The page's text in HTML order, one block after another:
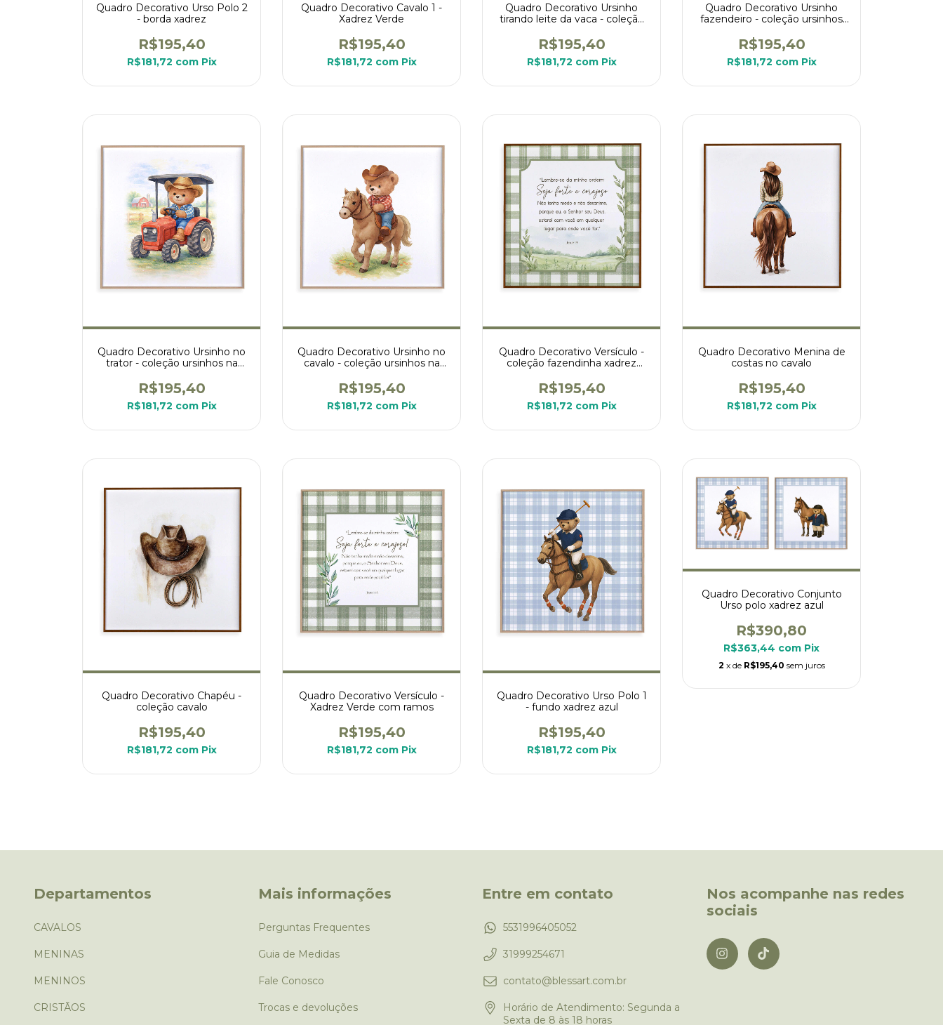
Quadro Decorativo Urso Polo 2
- borda xadrez
R$195,40
R$181,72 com Pix
Quadro Decorativo Cavalo 1 -
Xadrez Verde
R$195,40
R$181,72 com Pix
Quadro Decorativo Ursinho
tirando leite da vaca - coleção
R$195,40
R$181,72 com Pix
Quadro Decorativo Ursinho
fazendeiro - coleção ursinhos
R$195,40
R$181,72 com Pix
Quadro Decorativo Ursinho no
trator - coleção ursinhos na
R$195,40
R$181,72 com Pix
Quadro Decorativo Ursinho no
cavalo - coleção ursinhos na
R$195,40
R$181,72 com Pix
Quadro Decorativo Versículo -
coleção fazendinha xadrez
R$195,40
R$181,72 com Pix
Quadro Decorativo Menina de
costas no cavalo
R$195,40
R$181,72 com Pix
Quadro Decorativo Chapéu -
coleção cavalo
R$195,40
R$181,72 com Pix
Quadro Decorativo Versículo -
Xadrez Verde com ramos
R$195,40
R$181,72 com Pix
Quadro Decorativo Urso Polo 1
- fundo xadrez azul
R$195,40
R$181,72 com Pix
Quadro Decorativo Conjunto
Urso polo xadrez azul
R$390,80
R$363,44 com Pix
2 x de R$195,40 sem juros
Departamentos
CAVALOS
MENINAS
MENINOS
CRISTÃOS
Mais informações
Perguntas Frequentes
Guia de Medidas
Fale Conosco
Trocas e devoluções
Entre em contato
5531996405052
31999254671
contato@blessart.com.br
Horário de Atendimento: Segunda a
Sexta de 8 às 18 horas
Nos acompanhe nas redes
sociais